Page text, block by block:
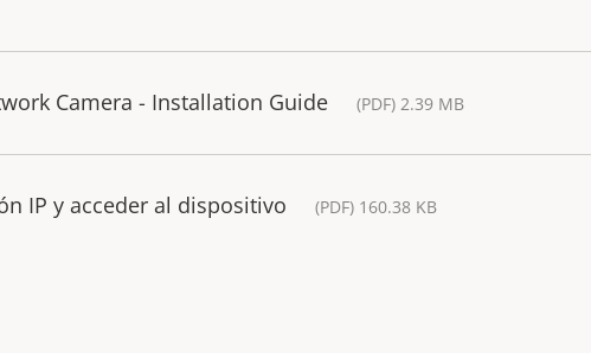
Camera - Installation Guide (PDF) 2.39 MB
IP y acceder al dispositivo (PDF) 160.38 KB